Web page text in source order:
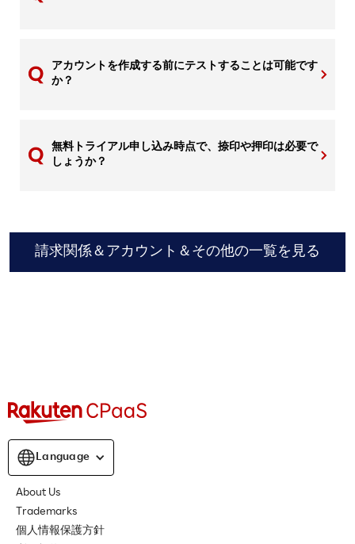
アカウントを作成する前にテストすることは可能です
か？
無料トライアル申し込み時点で、捺印や押印は必要で
しょうか？
請求関係＆アカウント＆その他の一覧を見る
Language
About Us
Trademarks
個人情報保護方針